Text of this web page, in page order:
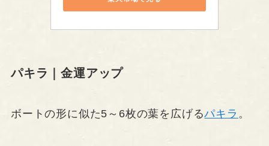
パキラ｜金運アップ
ボートの形に似た5～6枚の葉を広げるパキラ 。